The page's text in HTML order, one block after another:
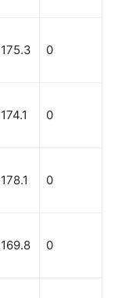
175.3 0
174.1 0
178.1 0
169.8 0